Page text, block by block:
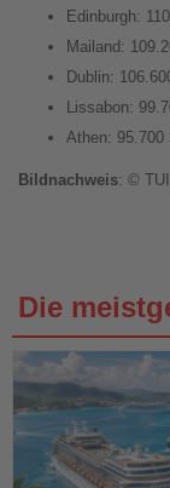
Edinburgh:
Mailand:
Dublin:
Lissabon:
Athen: 95.700
Bildnachweis: ©
Die